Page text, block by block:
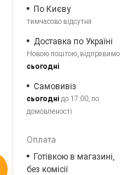
По Києву
тимчасово відсутня
Доставка по Україні
Новою поштою, відправимо
сьогодні
Самовивіз
сьогоднідо 17:00, по
домовленості
Оплата
Готівкою в магазині,
без комісії